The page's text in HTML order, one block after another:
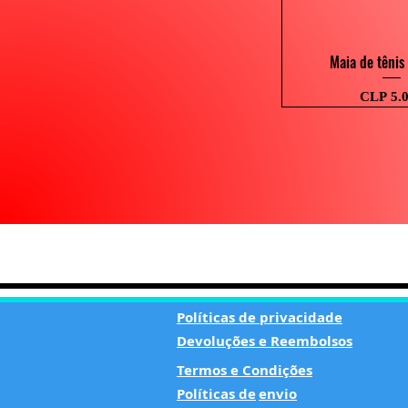
Maia de tênis
Preço
CLP
Devoluções e Reembolsos
Políticas de privacidade
Termos e Condições
Políticas deenvio